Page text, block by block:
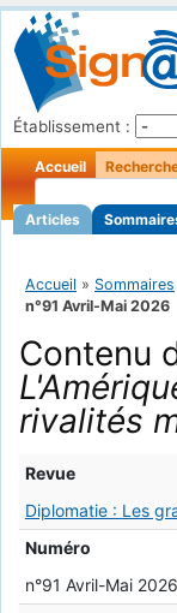
Établissement :
Accueil
Articles
Accueil » Sommaires
n°91 Avril-Mai 2026
Contenu
rivalités
Revue
Diplomatie : Les
Numéro
n°91 Avril-Mai 2026